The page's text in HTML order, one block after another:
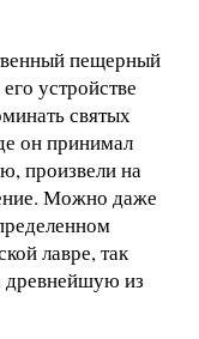
пещерный
устройстве
святых
он принимал
произвели на
Можно даже
лавре, так
древнейшую из